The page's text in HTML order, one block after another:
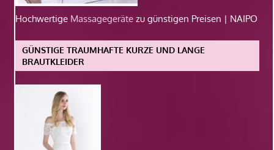
Hochwertige Massagegeräte zu günstigen Preisen | NAIPO
GÜNSTIGE TRAUMHAFTE KURZE UND LANGE
BRAUTKLEIDER